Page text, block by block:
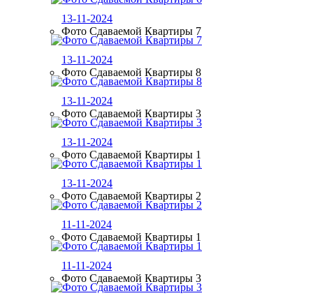
13-11-2024
Фото Сдаваемой Квартиры 7
13-11-2024
Фото Сдаваемой Квартиры 8
13-11-2024
Фото Сдаваемой Квартиры 3
13-11-2024
Фото Сдаваемой Квартиры 1
13-11-2024
Фото Сдаваемой Квартиры 2
11-11-2024
Фото Сдаваемой Квартиры 1
11-11-2024
Фото Сдаваемой Квартиры 3